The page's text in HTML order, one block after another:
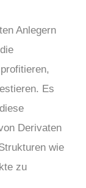
Anlegern
Es
Derivaten
wie
zu